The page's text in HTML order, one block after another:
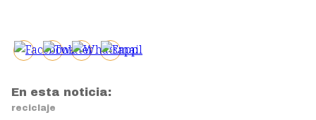
En esta noticia:
reciclaje